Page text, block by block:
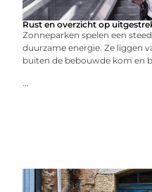
Rust en overzicht op
Zonneparken spelen een
duurzame energie. Ze liggen
buiten de bebouwde kom en
...